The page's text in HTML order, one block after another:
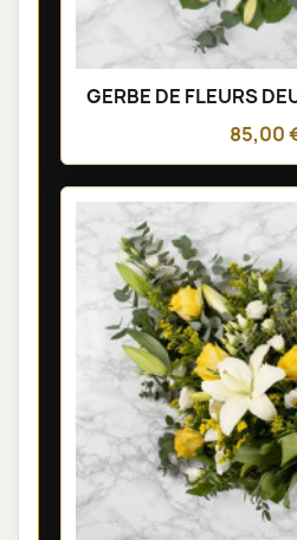
GERBE DE FLEURS
85,00